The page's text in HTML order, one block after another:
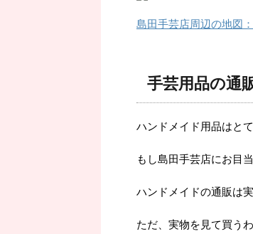
島田手芸店周辺の地図
手芸用品の通
ハンドメイド用品はと
もし島田手芸店にお目
ハンドメイドの通販は
ただ、実物を見て買う